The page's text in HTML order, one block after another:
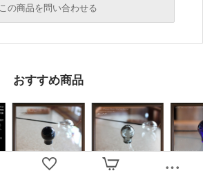
必須
この商品を問い合わせる
必須
おすすめ商品